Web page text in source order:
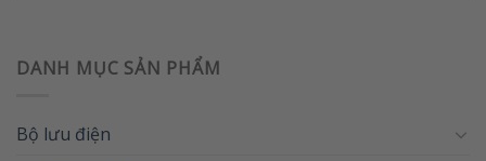
DANH MỤC SẢN PHẨM
Bộ lưu điện